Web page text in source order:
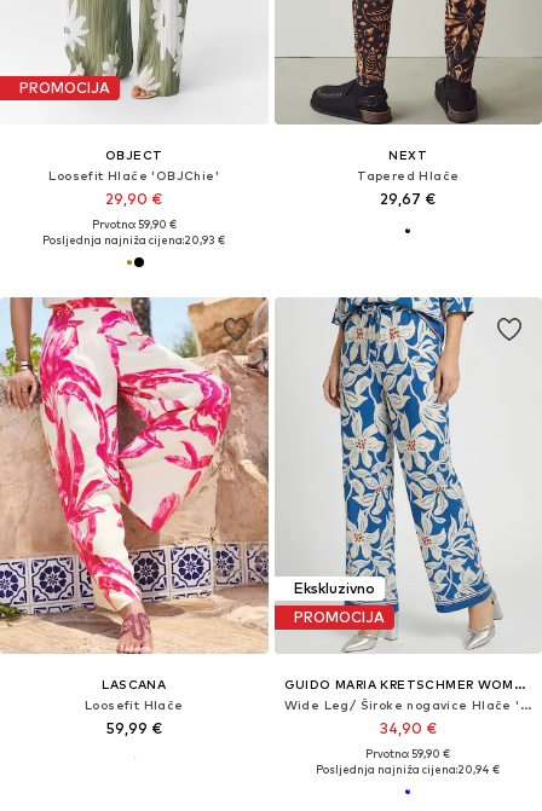
PROMOCIJA
OBJECT
Loosefit Hlače 'OBJChie'
29,90 €
Prvotno: 59,90 €
Posljednja najniža cijena:20,93 €
NEXT
Tapered Hlače
29,67 €
LASCANA
Loosefit Hlače
59,99 €
Ekskluzivno
PROMOCIJA
GUIDO MARIA KRETSCHMER WOMEN
Wide Leg/ Široke nogavice Hlače 'Rylie'
34,90 €
Prvotno: 59,90 €
Posljednja najniža cijena:20,94 €